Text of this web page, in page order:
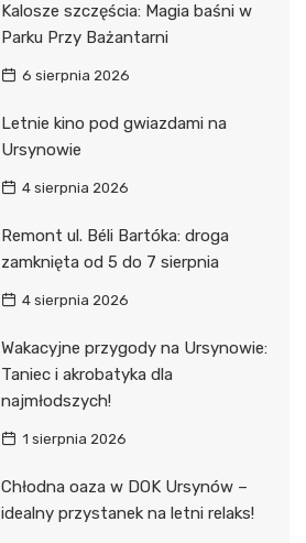
Kalosze szczęścia: Magia baśni w
Parku Przy Bażantarni
6 sierpnia 2026
Letnie kino pod gwiazdami na
Ursynowie
4 sierpnia 2026
Remont ul. Béli Bartóka: droga
zamknięta od 5 do 7 sierpnia
4 sierpnia 2026
Wakacyjne przygody na Ursynowie:
Taniec i akrobatyka dla
najmłodszych!
1 sierpnia 2026
Chłodna oaza w DOK Ursynów –
idealny przystanek na letni relaks!